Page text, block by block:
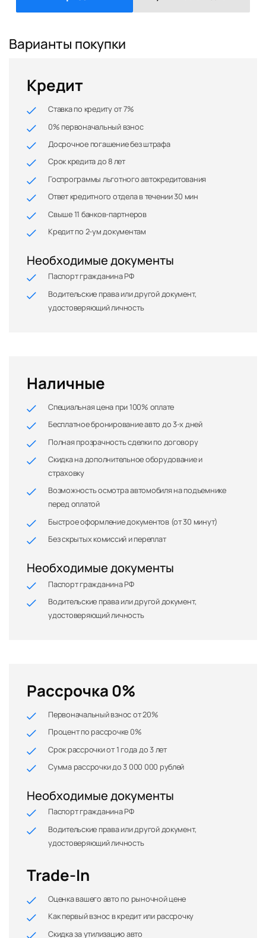
Варианты покупки
Кредит
Ставка по кредиту от 7%
0% первоначальный взнос
Досрочное погашение без штрафа
Срок кредита до 8 лет
Госпрограммы льготного автокредитования
Ответ кредитного отдела в течении 30 мин
Свыше 11 банков-партнеров
Кредит по 2-ум документам
Необходимые документы
Паспорт гражданина РФ
Водительские права или другой документ,
удостоверяющий личность
Наличные
Специальная цена при 100% оплате
Бесплатное бронирование авто до 3-х дней
Полная прозрачность сделки по договору
Скидка на дополнительное оборудование и
страховку
Возможность осмотра автомобиля на подъемнике
перед оплатой
Быстрое оформление документов (от 30 минут)
Без скрытых комиссий и переплат
Необходимые документы
Паспорт гражданина РФ
Водительские права или другой документ,
удостоверяющий личность
Рассрочка 0%
Первоначальный взнос от 20%
Процент по рассрочке 0%
Срок рассрочки от 1 года до 3 лет
Сумма рассрочки до 3 000 000 рублей
Необходимые документы
Паспорт гражданина РФ
Водительские права или другой документ,
удостоверяющий личность
Trade-In
Оценка вашего авто по рыночной цене
Как первый взнос в кредит или рассрочку
Скидка за утилизацию авто